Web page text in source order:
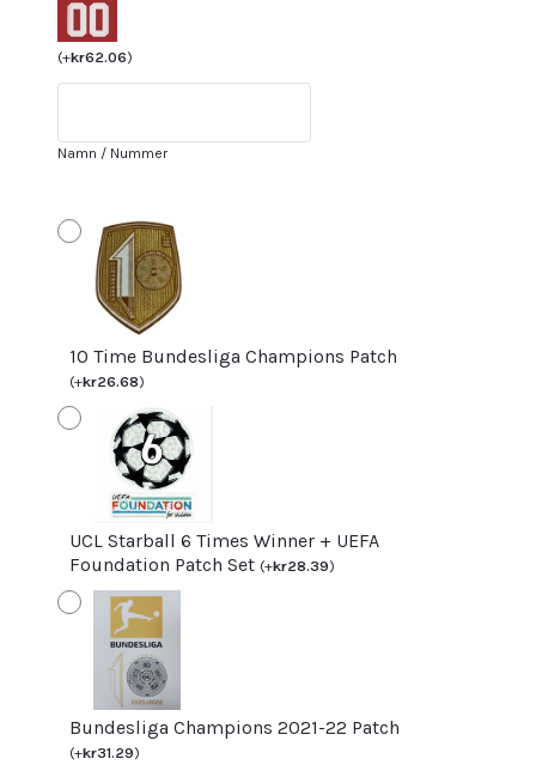
FC
Bayern
München
2025/26
19
mängd
(+kr62.06)
Namn / Nummer
10 Time Bundesliga Champions Patch
(+kr26.68)
UCL Starball 6 Times Winner + UEFA
Foundation Patch Set (+kr28.39)
Bundesliga Champions 2021-22 Patch
(+kr31.29)